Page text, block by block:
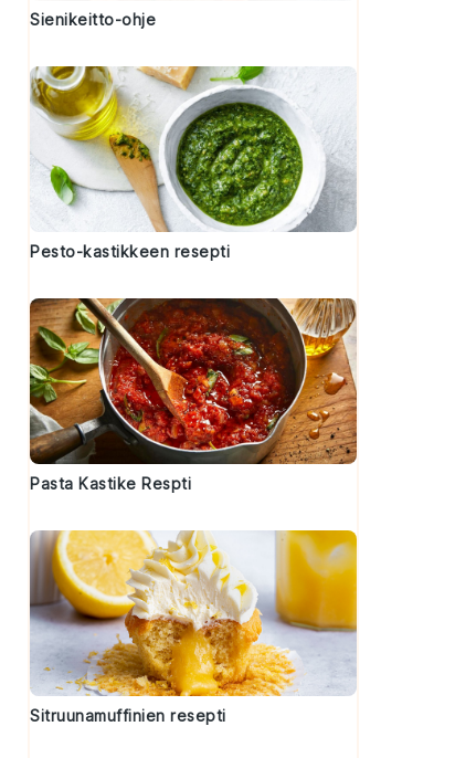
Sienikeitto-ohje
Pesto-kastikkeen resepti
Pasta Kastike Respti
Sitruunamuffinien resepti